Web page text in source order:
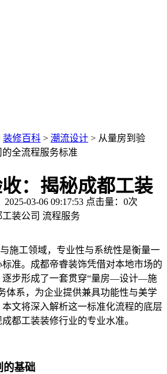
装修百科 > 潮流设计 > 从量房到验
全流程服务标准
：揭秘成都工装
服务标准
03-06 09:17:53 点击量： 0次
工装公司 流程服务
工领域，专业性与系统性是衡量一
准。成都帝睿装饰凭借对本地市场的
逐步形成了一套贯穿“量房—设计—施
体系，为企业提供兼具功能性与美学
文将深入解析这一标准化流程的底层
都工装装修行业的专业水准。
的基础